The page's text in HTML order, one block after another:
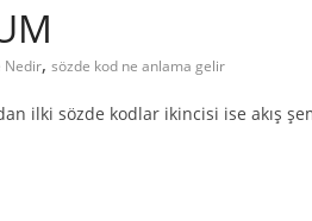
Nedir, sözde kod ne anlama gelir
ilki sözde kodlar ikincisi ise akış